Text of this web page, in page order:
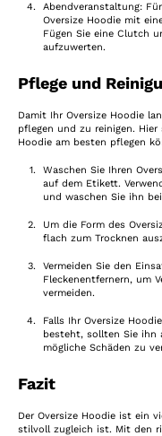
Abendveranstaltung:
Oversize Hoodie mit
Fügen Sie eine Clutch
aufzuwerten.
Pflege und
Damit Ihr Oversize Hoodie
pflegen und zu reinigen. Hier
Hoodie am besten pflegen
Waschen Sie Ihren
auf dem Etikett.
und waschen Sie ihn
Um die Form des
flach zum Trocknen
Vermeiden Sie den
Fleckenentfernern, um
vermeiden.
Falls Ihr Oversize
besteht, sollten Sie ihn
mögliche Schäden zu
Fazit
Der Oversize Hoodie ist ein
stilvoll zugleich ist. Mit den